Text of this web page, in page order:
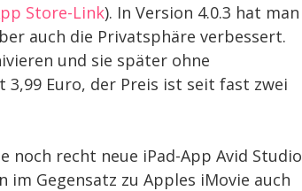
Store-Link). In Version 4.0.3 hat man
auch die Privatsphäre verbessert.
und sie später ohne
Euro, der Preis ist seit fast zwei
noch recht neue iPad-App Avid Studio
Gegensatz zu Apples iMovie auch